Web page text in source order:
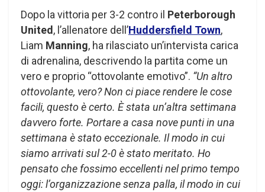
Dopo la vittoria per 3-2 contro il Peterborough
United , l’allenatore dell’Huddersfield Town,
Liam Manning, ha rilasciato un’intervista carica
di adrenalina, descrivendo la partita come un
vero e proprio “ottovolante emotivo”. “Un altro
ottovolante, vero? Non ci piace rendere le cose
facili, questo è certo. È stata un’altra settimana
davvero forte. Portare a casa nove punti in una
settimana è stato eccezionale. Il modo in cui
siamo arrivati sul 2-0 è stato meritato. Ho
pensato che fossimo eccellenti nel primo tempo
oggi: l’organizzazione senza palla, il modo in cui